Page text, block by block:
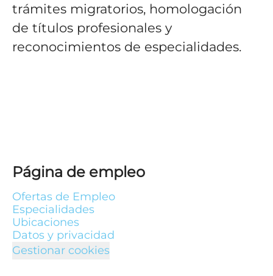
trámites migratorios, homologación
de títulos profesionales y
reconocimientos de especialidades.
Página de empleo
Ofertas de Empleo
Especialidades
Ubicaciones
Datos y privacidad
Gestionar cookies